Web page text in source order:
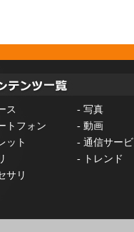
ス - 写真
トフォン - 動画
ット - 通信サー
-
トレンド
サリ